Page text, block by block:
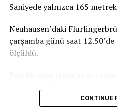
İsviçre’deki Stop2Drop
anda 24 belediye sigarasız
uygulamasını kullanıyor.
Aarau’da da seçilen 10 çocuk
belediyeye göre deneme
Saniyede yalnızca 165
Neuhausen’daki
çarşamba günü saat
ölçüldü.
anda normal bir temmuzCONTINUE